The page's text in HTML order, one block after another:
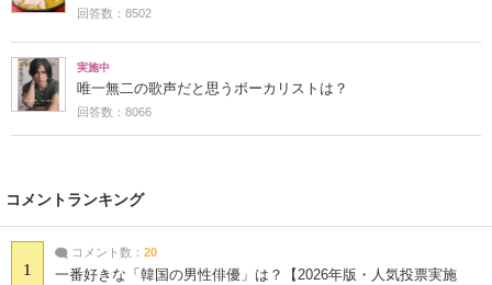
回答数：8502
実施中
唯一無二の歌声だと思うボーカリストは？
回答数：8066
コメントランキング
1
コメント数： 20
一番好きな「韓国の男性俳優」は？【2026年版・人気投票実施